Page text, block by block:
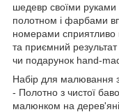
шедевр своїми
полотном і фарбами
номерами сприятливо
та приємний
чи подарунок hand-
Набір для малювання
- Полотно з чистої
малюнком на